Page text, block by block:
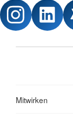
Mitwirken